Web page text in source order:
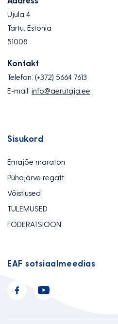
Ujula 4
Tartu, Estonia
51008
Kontakt
Telefon: (+372) 5664 7613
E-mail: info@aerutaja.ee
Sisukord
Emajõe maraton
Pühajärve regatt
Võistlused
TULEMUSED
FÖDERATSIOON
EAF sotsiaalmeedias